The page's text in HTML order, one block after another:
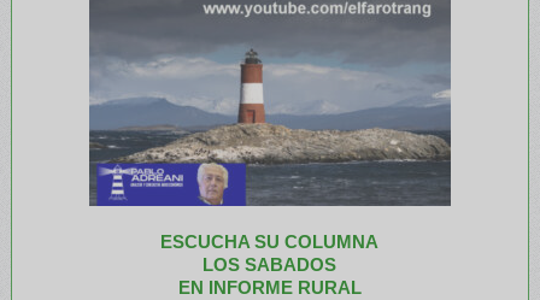
ESCUCHA SU COLUMNA
LOS SABADOS
EN INFORME RURAL